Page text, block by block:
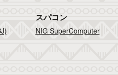
スパコン
NIG SuperComputer